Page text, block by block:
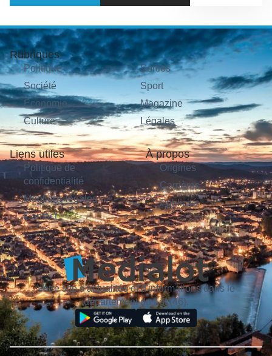
Rubriques
Politique
Société
Économie
Culture
Sorties
Sport
Magazine
Légales
Liens utiles
Politique de
confidentialité
Mentions légales
Contact
À propos
Origines
Carrières
Publicité
Votre site d'actualités et d'informations dans le
département du Lot (46).